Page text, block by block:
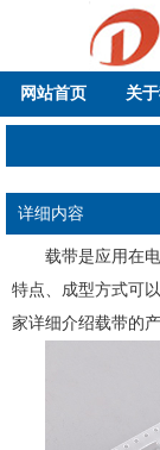
网站首页 关
详细内容
载带是应用在
特点、成型方式可
家详细介绍载带的